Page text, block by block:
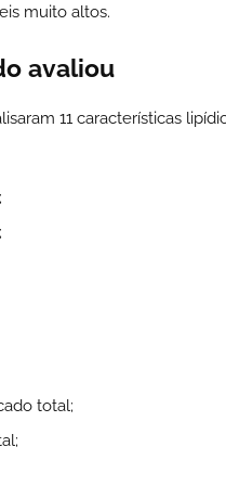
muito altos.
avaliou
11 características
total;